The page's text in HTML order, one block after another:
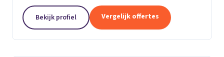
klanten geholpen door heel Nederland.
Bekijk profiel Vergelijk offertes